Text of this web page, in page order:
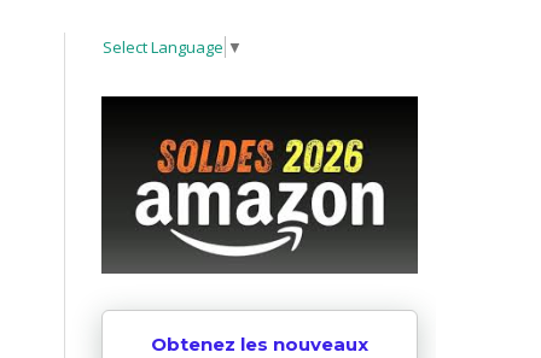
Select Language ▼
Obtenez les nouveaux